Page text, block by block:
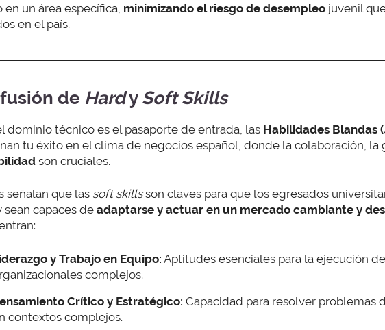
en un área específica, minimizando el riesgo de desempleo juvenil
en el país.
de Hardy Soft Skills
dominio técnico es el pasaporte de entrada, las Habilidades Blandas (
tu éxito en el clima de negocios español, donde la colaboración, la
son cruciales.
señalan que las soft skillsson claves para que los egresados
sean capaces de adaptarse y actuar en un mercado cambiante y
y Trabajo en Equipo:Aptitudes esenciales para la ejecución
complejos.
Crítico y Estratégico: Capacidad para resolver problemas
contextos complejos.